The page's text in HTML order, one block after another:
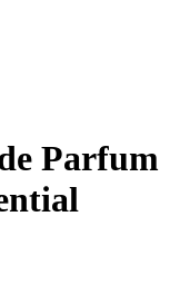
Parfum